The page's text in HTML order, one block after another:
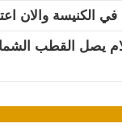
يصل القطب